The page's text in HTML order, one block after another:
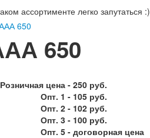
ассортименте легко запутаться :)
650
650
Розничная цена - 250 руб.
Опт. 1 - 105 руб.
Опт. 2 - 102 руб.
Опт. 3 - 100 руб.
Опт. 5 - договорная цена